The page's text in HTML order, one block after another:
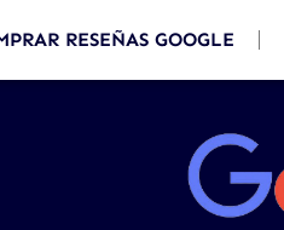
RESEÑAS GOOGLE